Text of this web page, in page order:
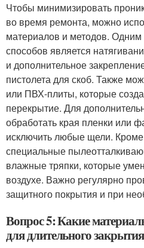
Чтобы минимизировать
во время ремонта, можно
материалов и методов.
способов является
и дополнительное
пистолета для скоб. Также
или ПВХ-плиты, которые
перекрытие. Для
обработать края пленки или
исключить любые щели.
специальные
влажные тряпки, которые
воздухе. Важно регулярно
защитного покрытия и при
Вопрос 5: Какие
для длительного